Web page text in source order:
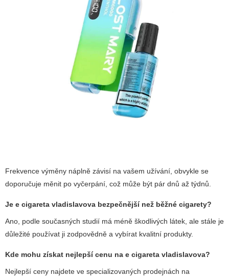
Frekvence výměny náplně závisí na vašem užívání, obvykle se
doporučuje měnit po vyčerpání, což může být pár dnů až týdnů.
Je e cigareta vladislavova bezpečnější než běžné cigarety?
Ano, podle současných studií má méně škodlivých látek, ale stále je
důležité používat ji zodpovědně a vybírat kvalitní produkty.
Kde mohu získat nejlepší cenu na e cigareta vladislavova?
Nejlepší ceny najdete ve specializovaných prodejnách na